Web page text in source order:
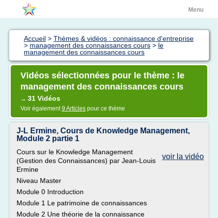
Menu
Accueil > Thèmes & vidéos : connaissance d'entreprise
> management des connaissances cours > le
management des connaissances cours
Vidéos sélectionnées pour le thème : le
management des connaissances cours
→ 31 Vidéos
Voir également9 Articles pour ce thème
J-L Ermine, Cours de Knowledge Management,
Module 2 partie 1
voir la vidéo
Cours sur le Knowledge Management
(Gestion des Connaissances) par Jean-Louis
Ermine
Niveau Master
Module 0 Introduction
Module 1 Le patrimoine de connaissances
Module 2 Une théorie de la connaissance